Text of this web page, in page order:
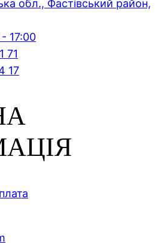
обл., Фастівський район,
17:00
71
17